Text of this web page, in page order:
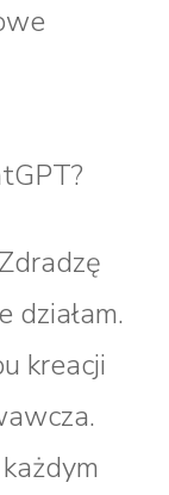
działam.
kreacji